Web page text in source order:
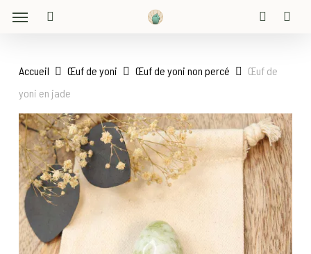
content
Menu
Accueil Œuf de yoni Œuf de yoni non percé
Œuf de
yoni en jade